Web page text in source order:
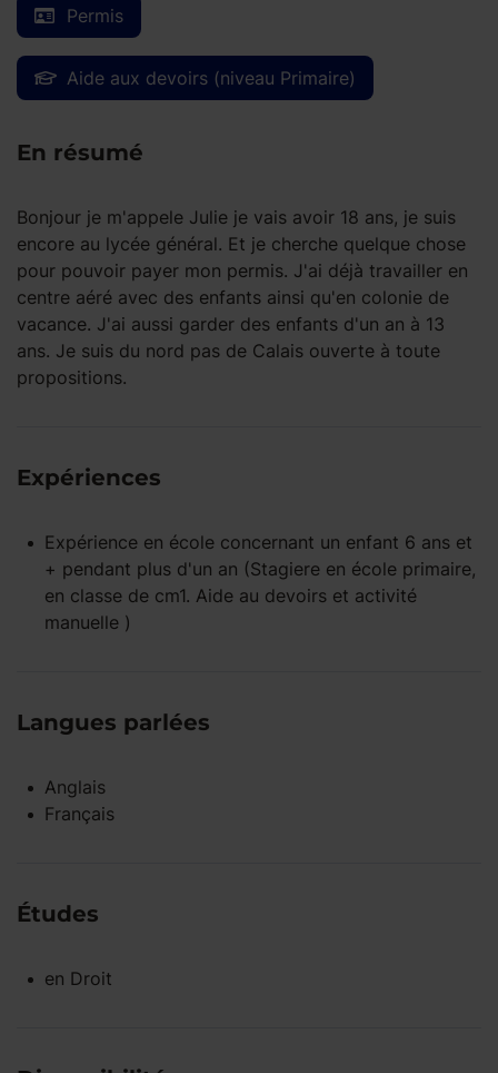
Permis
Aide aux devoirs (niveau Primaire)
En résumé
Bonjour je m'appele Julie je vais avoir 18 ans, je suis
encore au lycée général. Et je cherche quelque chose
pour pouvoir payer mon permis. J'ai déjà travailler en
centre aéré avec des enfants ainsi qu'en colonie de
vacance. J'ai aussi garder des enfants d'un an à 13
ans. Je suis du nord pas de Calais ouverte à toute
propositions.
Expériences
Expérience en école concernant un enfant 6 ans et
+ pendant plus d'un an (Stagiere en école primaire,
en classe de cm1. Aide au devoirs et activité
manuelle )
Langues parlées
Anglais
Français
Études
en Droit